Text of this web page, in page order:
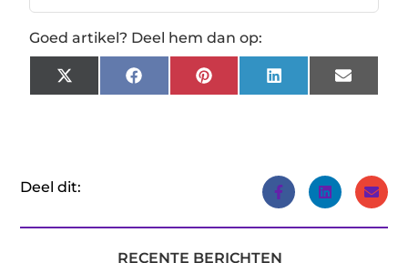
Goed artikel? Deel hem dan op:
X
(Twitter)
FacebookPinterestLinkedInEmail
Deel dit:
RECENTE BERICHTEN